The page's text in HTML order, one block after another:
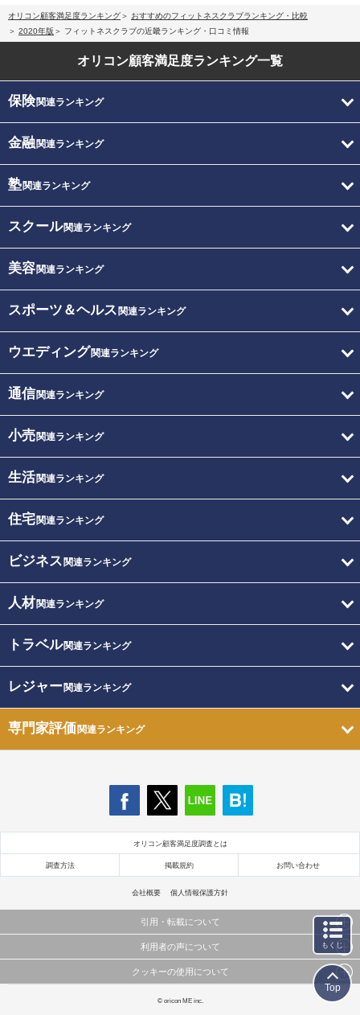
オリコン顧客満足度ランキング
おすすめのフィットネスクラブランキング・比較
2020年版
フィットネスクラブの近畿ランキング・口コミ情報
オリコン顧客満足度ランキング一覧
保険関連ランキング
金融関連ランキング
塾関連ランキング
スクール関連ランキング
美容関連ランキング
スポーツ＆ヘルス 関連ランキング
ウエディング関連ランキング
通信関連ランキング
小売関連ランキング
生活関連ランキング
住宅関連ランキング
ビジネス 関連ランキング
人材関連ランキング
トラベル関連ランキング
レジャー関連ランキング
専門家評価関連ランキング
オリコン顧客満足度調査とは
調査方法 掲載規約 お問い合わせ
会社概要 個人情報保護方針
引用・転載について
当サイトで公開されている情報（文字、写真、イラスト、画像データ等）及びこれらの配置・
これらの情報を権利者の許可なく無断転載・複製などの二次利用を行うことは固く禁じており
利用者の声について
当サイトに掲載している内容はすべてサービスの利用者が提出された見解・感想です。
弊社の見解・ 意見ではないことをご理解いただいた上でご覧ください。
クッキーの使用について
このサイトでは Cookie を使用して、ユーザーに合わせたコンテンツや広告の表示、ソーシャル
© oricon ME inc.
もくじ
Top